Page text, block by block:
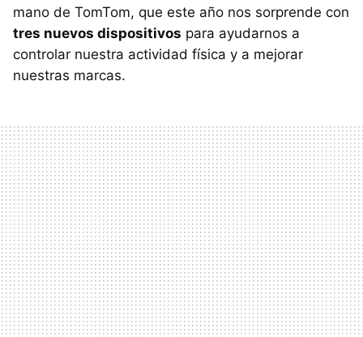
mano de TomTom, que este año nos sorprende con
tres nuevos dispositivos para ayudarnos a
controlar nuestra actividad física y a mejorar
nuestras marcas.